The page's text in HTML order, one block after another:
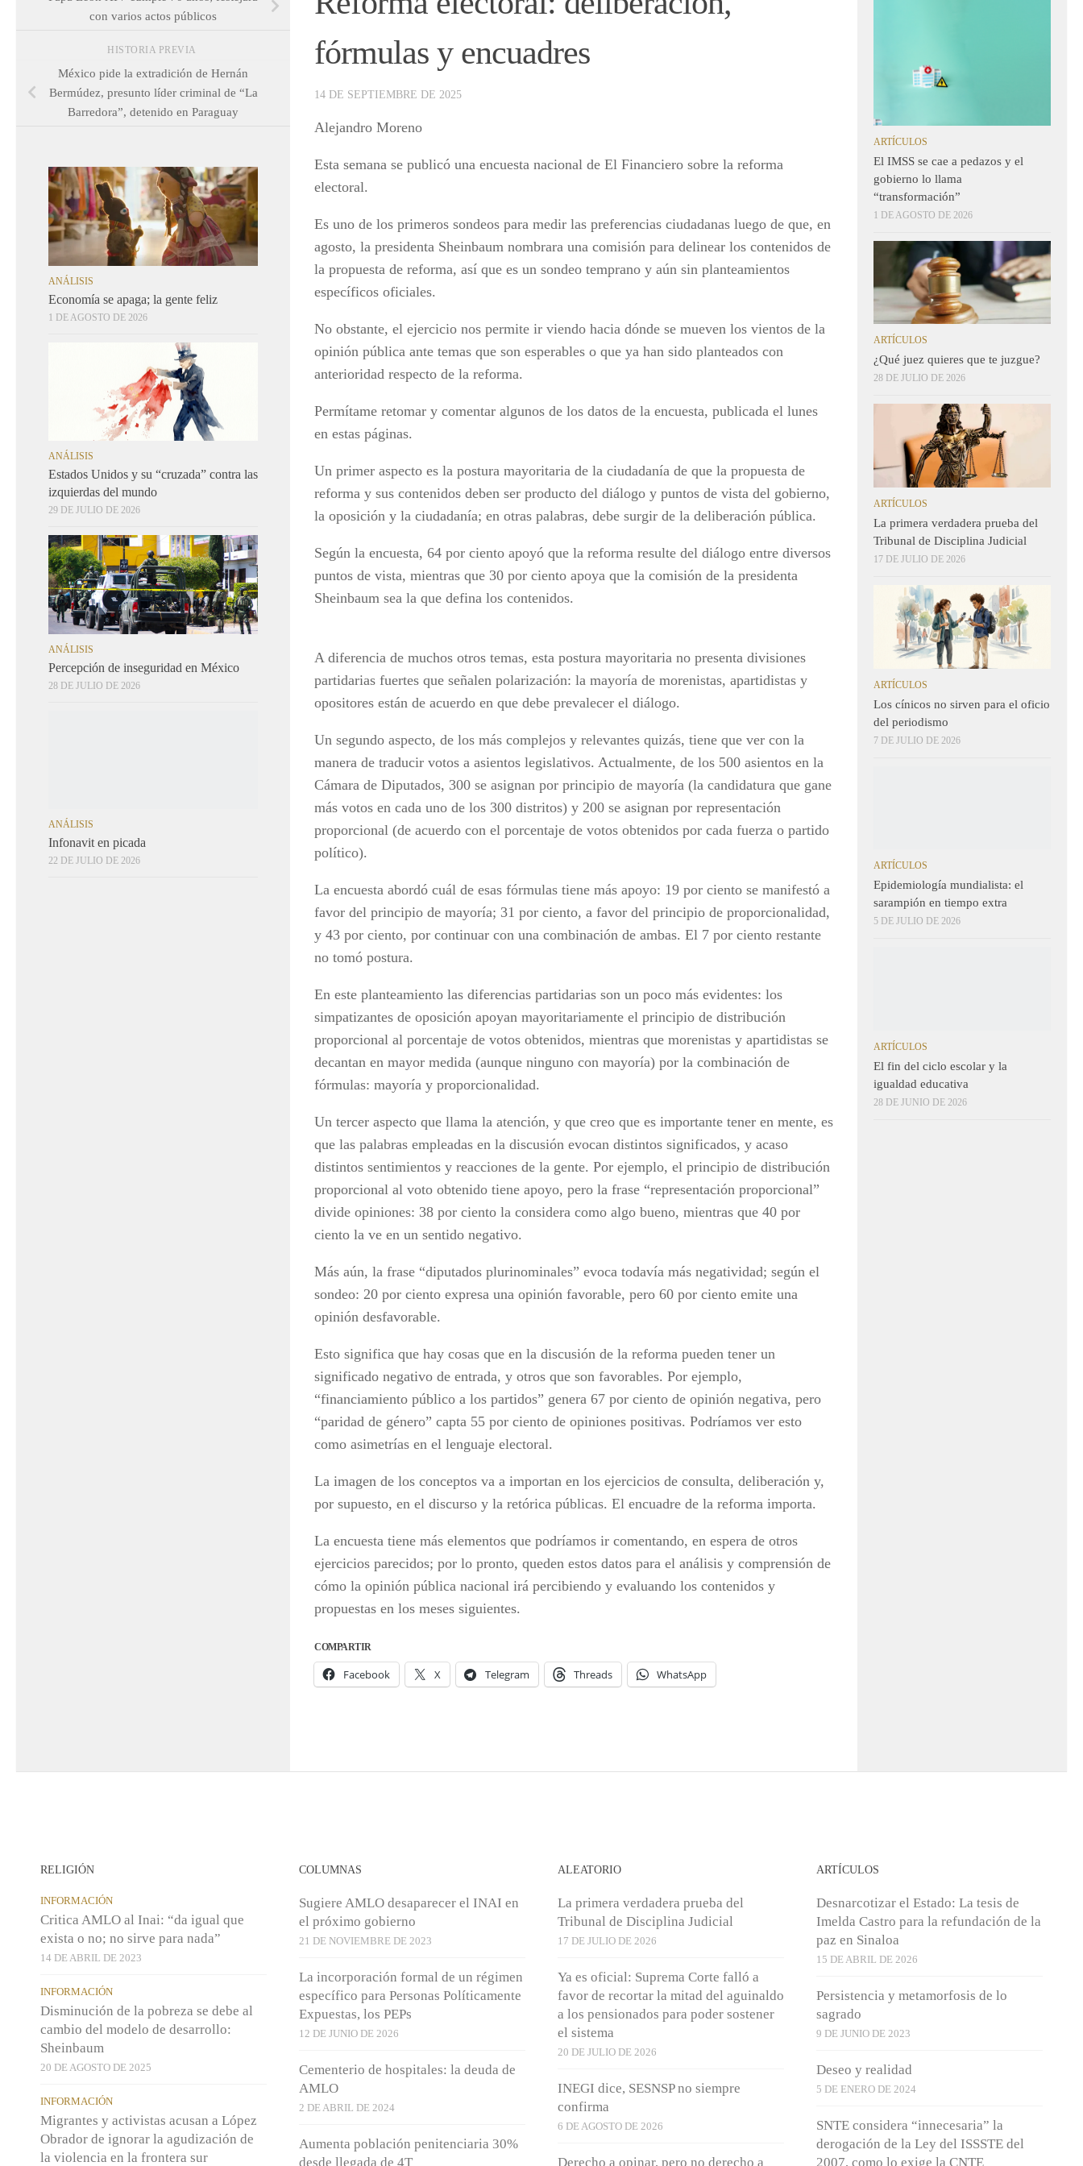
fórmulas y encuadres
14 DE SEPTIEMBRE DE 2025
Alejandro Moreno
Esta semana se publicó una encuesta nacional de El Financiero sobre la reforma
electoral.
Es uno de los primeros sondeos para medir las preferencias ciudadanas luego de que, en
agosto, la presidenta Sheinbaum nombrara una comisión para delinear los contenidos de
la propuesta de reforma, así que es un sondeo temprano y aún sin planteamientos
específicos oficiales.
No obstante, el ejercicio nos permite ir viendo hacia dónde se mueven los vientos de la
opinión pública ante temas que son esperables o que ya han sido planteados con
anterioridad respecto de la reforma.
Permítame retomar y comentar algunos de los datos de la encuesta, publicada el lunes
en estas páginas.
Un primer aspecto es la postura mayoritaria de la ciudadanía de que la propuesta de
reforma y sus contenidos deben ser producto del diálogo y puntos de vista del gobierno,
la oposición y la ciudadanía; en otras palabras, debe surgir de la deliberación pública.
Según la encuesta, 64 por ciento apoyó que la reforma resulte del diálogo entre diversos
puntos de vista, mientras que 30 por ciento apoya que la comisión de la presidenta
Sheinbaum sea la que defina los contenidos.
A diferencia de muchos otros temas, esta postura mayoritaria no presenta divisiones
partidarias fuertes que señalen polarización: la mayoría de morenistas, apartidistas y
opositores están de acuerdo en que debe prevalecer el diálogo.
Un segundo aspecto, de los más complejos y relevantes quizás, tiene que ver con la
manera de traducir votos a asientos legislativos. Actualmente, de los 500 asientos en la
Cámara de Diputados, 300 se asignan por principio de mayoría (la candidatura que gane
más votos en cada uno de los 300 distritos) y 200 se asignan por representación
proporcional (de acuerdo con el porcentaje de votos obtenidos por cada fuerza o partido
político).
La encuesta abordó cuál de esas fórmulas tiene más apoyo: 19 por ciento se manifestó a
favor del principio de mayoría; 31 por ciento, a favor del principio de proporcionalidad,
y 43 por ciento, por continuar con una combinación de ambas. El 7 por ciento restante
no tomó postura.
En este planteamiento las diferencias partidarias son un poco más evidentes: los
simpatizantes de oposición apoyan mayoritariamente el principio de distribución
proporcional al porcentaje de votos obtenidos, mientras que morenistas y apartidistas se
decantan en mayor medida (aunque ninguno con mayoría) por la combinación de
fórmulas: mayoría y proporcionalidad.
Un tercer aspecto que llama la atención, y que creo que es importante tener en mente, es
que las palabras empleadas en la discusión evocan distintos significados, y acaso
distintos sentimientos y reacciones de la gente. Por ejemplo, el principio de distribución
proporcional al voto obtenido tiene apoyo, pero la frase “representación proporcional”
divide opiniones: 38 por ciento la considera como algo bueno, mientras que 40 por
ciento la ve en un sentido negativo.
Más aún, la frase “diputados plurinominales” evoca todavía más negatividad; según el
sondeo: 20 por ciento expresa una opinión favorable, pero 60 por ciento emite una
opinión desfavorable.
Esto significa que hay cosas que en la discusión de la reforma pueden tener un
significado negativo de entrada, y otros que son favorables. Por ejemplo,
“financiamiento público a los partidos” genera 67 por ciento de opinión negativa, pero
“paridad de género” capta 55 por ciento de opiniones positivas. Podríamos ver esto
como asimetrías en el lenguaje electoral.
La imagen de los conceptos va a importan en los ejercicios de consulta, deliberación y,
por supuesto, en el discurso y la retórica públicas. El encuadre de la reforma importa.
La encuesta tiene más elementos que podríamos ir comentando, en espera de otros
ejercicios parecidos; por lo pronto, queden estos datos para el análisis y comprensión de
cómo la opinión pública nacional irá percibiendo y evaluando los contenidos y
propuestas en los meses siguientes.
COMPARTIR
Facebook X Telegram Threads WhatsApp
con varios actos públicos
HISTORIA PREVIA
México pide la extradición de Hernán
Bermúdez, presunto líder criminal de “La
Barredora”, detenido en Paraguay
ANÁLISIS
Economía se apaga; la gente feliz
1 DE AGOSTO DE 2026
ANÁLISIS
Estados Unidos y su “cruzada” contra las
izquierdas del mundo
29 DE JULIO DE 2026
ANÁLISIS
Percepción de inseguridad en México
28 DE JULIO DE 2026
ARTÍCULOS
El IMSS se cae a pedazos y el
gobierno lo llama
“transformación”
1 DE AGOSTO DE 2026
ARTÍCULOS
¿Qué juez quieres que te juzgue?
28 DE JULIO DE 2026
ARTÍCULOS
La primera verdadera prueba del
Tribunal de Disciplina Judicial
17 DE JULIO DE 2026
ARTÍCULOS
Los cínicos no sirven para el oficio
del periodismo
7 DE JULIO DE 2026
ARTÍCULOS
Epidemiología mundialista: el
sarampión en tiempo extra
5 DE JULIO DE 2026
ARTÍCULOS
El fin del ciclo escolar y la
igualdad educativa
28 DE JUNIO DE 2026
RELIGIÓN
INFORMACIÓN
Critica AMLO al Inai: “da igual que
exista o no; no sirve para nada”
14 DE ABRIL DE 2023
INFORMACIÓN
Disminución de la pobreza se debe al
cambio del modelo de desarrollo:
Sheinbaum
20 DE AGOSTO DE 2025
INFORMACIÓN
Migrantes y activistas acusan a López
Obrador de ignorar la agudización de
la violencia en la frontera sur
COLUMNAS
Sugiere AMLO desaparecer el INAI en
el próximo gobierno
21 DE NOVIEMBRE DE 2023
La incorporación formal de un régimen
específico para Personas Políticamente
Expuestas, los PEPs
12 DE JUNIO DE 2026
Cementerio de hospitales: la deuda de
AMLO
2 DE ABRIL DE 2024
Aumenta población penitenciaria 30%
desde llegada de 4T
ALEATORIO
La primera verdadera prueba del
Tribunal de Disciplina Judicial
17 DE JULIO DE 2026
Ya es oficial: Suprema Corte falló a
favor de recortar la mitad del aguinaldo
a los pensionados para poder sostener
el sistema
20 DE JULIO DE 2026
INEGI dice, SESNSP no siempre
confirma
6 DE AGOSTO DE 2026
Derecho a opinar, pero no derecho a
ARTÍCULOS
Desnarcotizar el Estado: La tesis de
Imelda Castro para la refundación de la
paz en Sinaloa
15 DE ABRIL DE 2026
Persistencia y metamorfosis de lo
sagrado
9 DE JUNIO DE 2023
Deseo y realidad
5 DE ENERO DE 2024
SNTE considera “innecesaria” la
derogación de la Ley del ISSSTE del
2007, como lo exige la CNTE